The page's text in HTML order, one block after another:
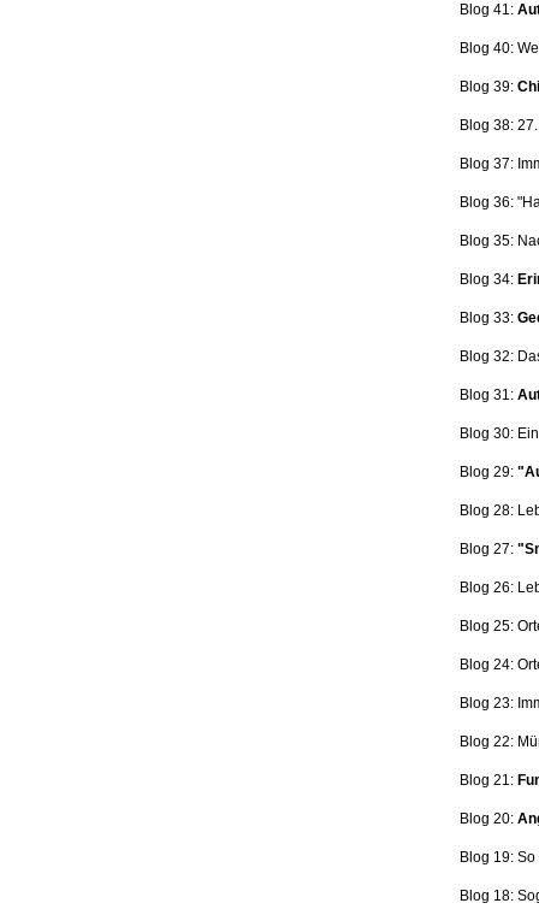
Blog 41:
Blog 40:
Blog 39:
Blog 38:
Blog 37:
Blog 36:
Blog 35:
Blog 34:
Blog 33:
Blog 32:
Blog 31:
Blog 30: Ein
Blog 29:
Blog 28:
Blog 27:
Blog 26:
Blog 25:
Blog 24:
Blog 23:
Blog 22:
Blog 21:
Blog 20:
Blog 19:
Blog 18: